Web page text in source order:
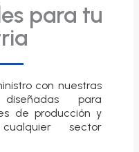
para tu
con nuestras
para
de producción y
sector